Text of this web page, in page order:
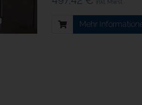
inkl. Mwst.
Mehr